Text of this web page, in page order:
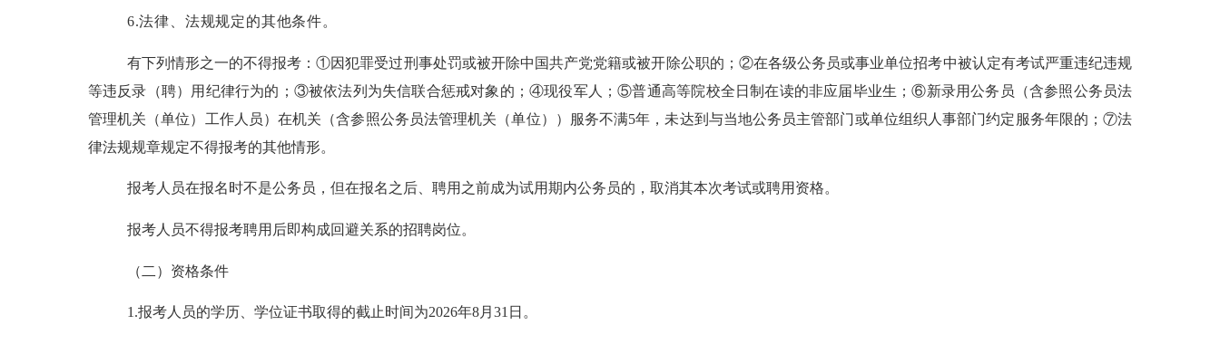
6.法律、法规规定的其他条件。
有下列情形之一的不得报考：①因犯罪受过刑事处罚或被开除中国共产党党籍或被开除公职的； ②在各级公务员或事业单位招考中被认定有考试严重违纪违规
等违反录（聘）用纪律行为的； ③被依法列为失信联合惩戒对象的 ； ④现役军人；⑤普通高等院校全日制在读的非应届毕业生；⑥新录用公务员（含参照公务员法
管理机关（单位）工作人员）在机关（含参照公务员法管理机关（单位）
） 服务不满5年，未达到与当地公务员主管部门或单位组织人事部门约定服务年限的； ⑦法
律法规规章规定不得报考的其他情形。
报考人员在报名时不是公务员，但在报名之后、聘用之前成为试用期内公务员的，取消其本次考试或聘用资格。
报考人员不得报考聘用后即构成回避关系的招聘岗位。
（二）资格条件
1.报考人员的学历、学位证书取得的截止时间为2026年8月 31 日。